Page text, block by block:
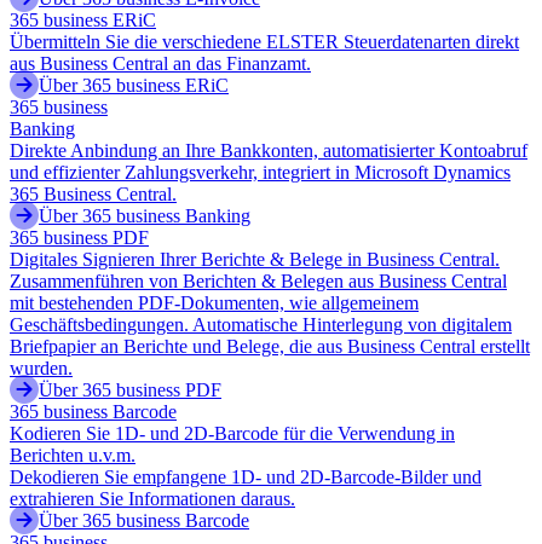
365 business ERiC
Übermitteln Sie die verschiedene ELSTER Steuerdatenarten direkt
aus Business Central an das Finanzamt.
Über 365 business ERiC
365 business
Banking
Direkte Anbindung an Ihre Bankkonten, automatisierter Kontoabruf
und effizienter Zahlungsverkehr, integriert in Microsoft Dynamics
365 Business Central.
Über 365 business Banking
365 business PDF
Digitales Signieren Ihrer Berichte & Belege in Business Central.
Zusammenführen von Berichten & Belegen aus Business Central
mit bestehenden PDF-Dokumenten, wie allgemeinem
Geschäftsbedingungen. Automatische Hinterlegung von digitalem
Briefpapier an Berichte und Belege, die aus Business Central erstellt
wurden.
Über 365 business PDF
365 business Barcode
Kodieren Sie 1D- und 2D-Barcode für die Verwendung in
Berichten u.v.m.
Dekodieren Sie empfangene 1D- und 2D-Barcode-Bilder und
extrahieren Sie Informationen daraus.
Über 365 business Barcode